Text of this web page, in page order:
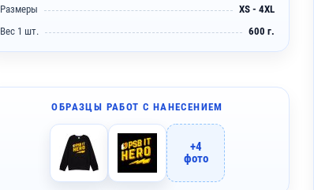
Размеры
XS - 4XL
Вес 1 шт.
600 г.
ОБРАЗЦЫ РАБОТ С НАНЕСЕНИЕМ
+4
фото